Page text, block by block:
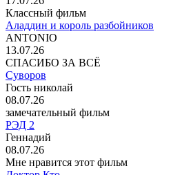
Классный фильм
Аладдин и король разбойников
ANTONIO
13.07.26
СПАСИБО ЗА ВСЁ
Суворов
Гость николай
08.07.26
замечательный фильм
РЭД 2
Геннадий
08.07.26
Мне нравится этот фильм